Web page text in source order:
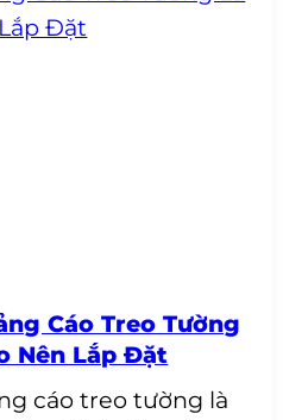
Cáo Treo Tường
Nên Lắp Đặt
cáo treo tường là